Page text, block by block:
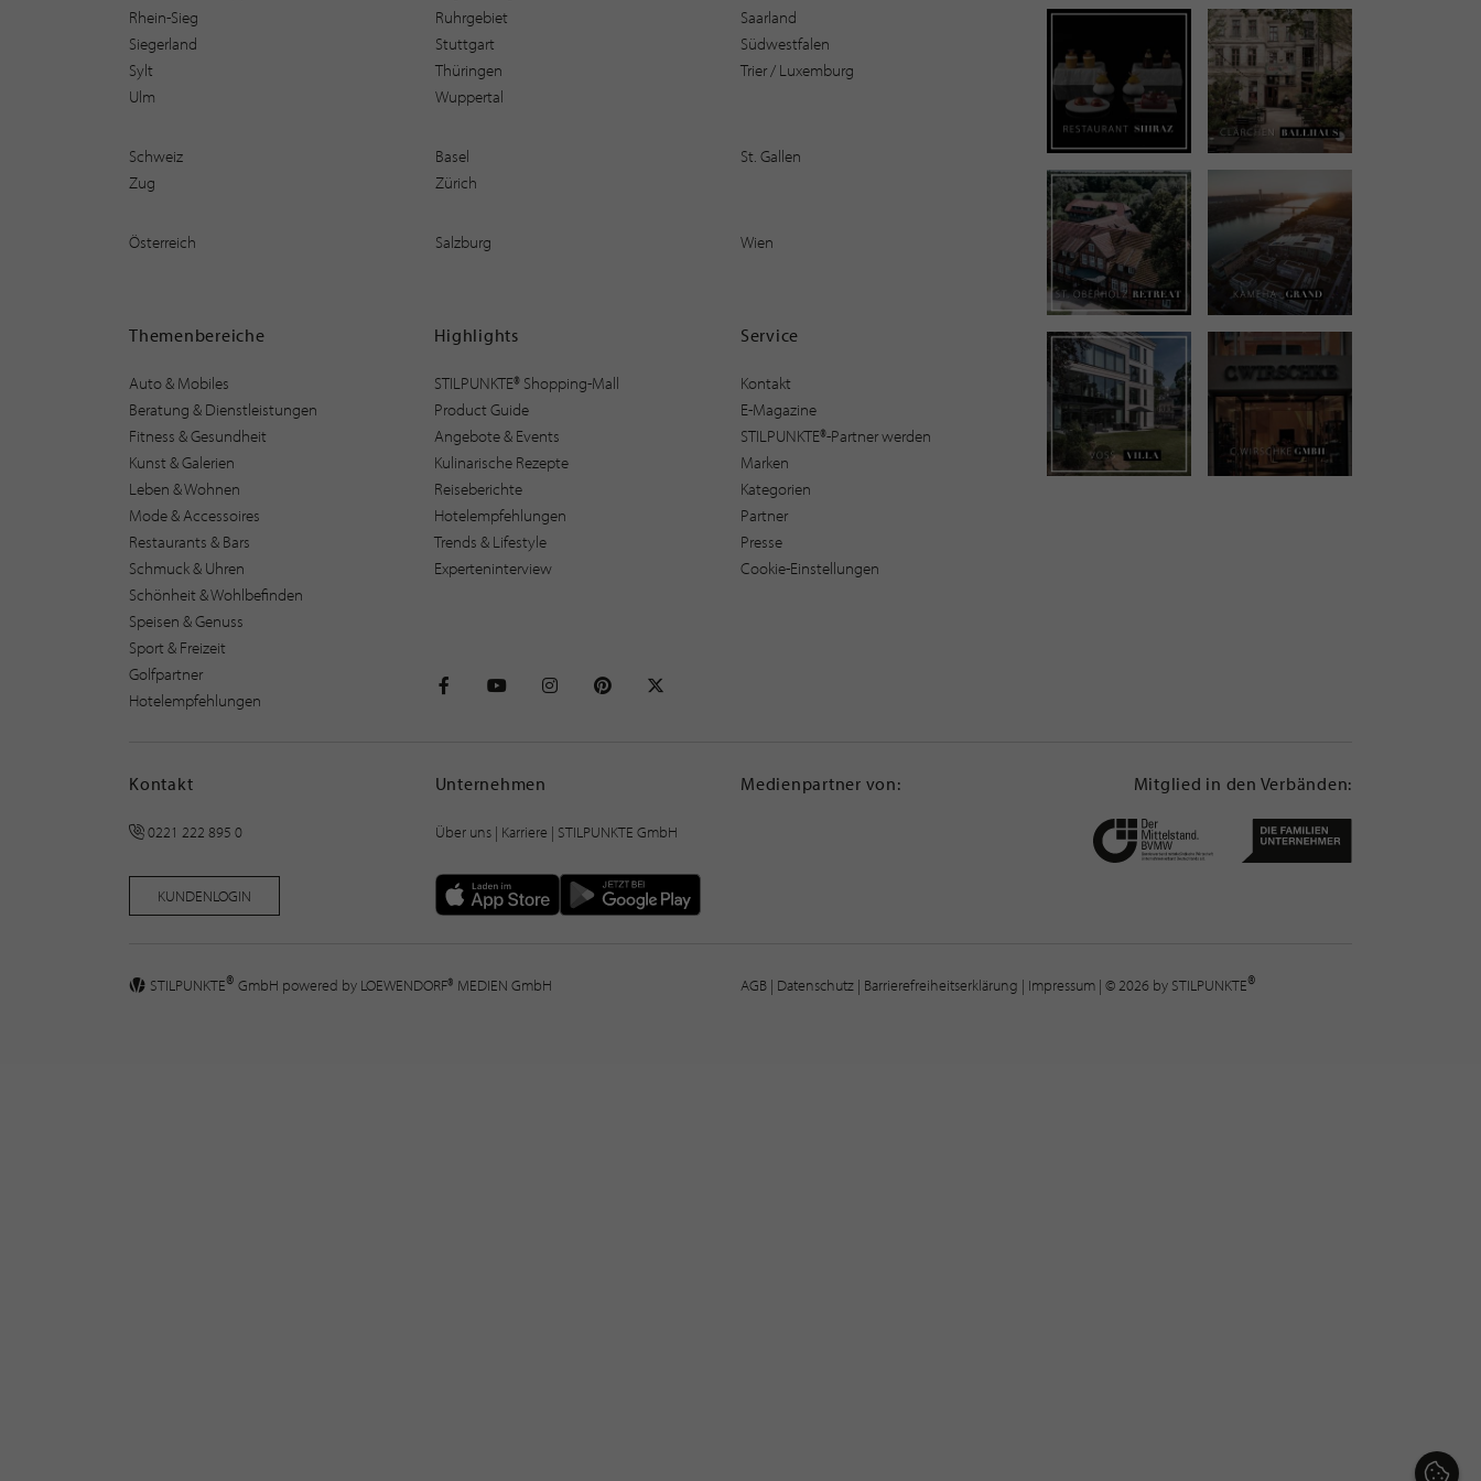
Rhein-Sieg
Ruhrgebiet
Saarland
Siegerland
Stuttgart
Südwestfalen
Sylt
Thüringen
Trier / Luxemburg
Ulm
Wuppertal
Schweiz Basel
St. Gallen
Zug
Zürich
Österreich Salzburg Wien
Themenbereiche
Auto & Mobiles
Beratung & Dienstleistungen
Fitness & Gesundheit
Kunst & Galerien
Leben & Wohnen
Mode & Accessoires
Restaurants & Bars
Schmuck & Uhren
Schönheit & Wohlbefinden
Speisen & Genuss
Sport & Freizeit
Golfpartner
Hotelempfehlungen
Highlights
STILPUNKTE® Shopping-Mall
Product Guide
Angebote & Events
Kulinarische Rezepte
Reiseberichte
Hotelempfehlungen
Trends & Lifestyle
Experteninterview
Service
Kontakt
E-Magazine
STILPUNKTE®-Partner werden
Marken
Kategorien
Partner
Presse
Cookie-Einstellungen
Kontakt
0221 222 895 0
KUNDENLOGIN
Unternehmen
Über uns| Karriere | STILPUNKTE GmbH
Medienpartner von: Mitglied in den Verbänden:
STILPUNKTE® GmbH powered by LOEWENDORF® MEDIEN GmbH AGB | Datenschutz | Barrierefreiheitserklärung | Impressum | © 2026 by STILPUNKTE®